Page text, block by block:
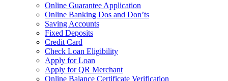
Online Guarantee Application
Online Banking Dos and Don’ts
Saving Accounts
Fixed Deposits
Credit Card
Check Loan Eligibility
Apply for Loan
Apply for QR Merchant
Online Balance Certificate Verification